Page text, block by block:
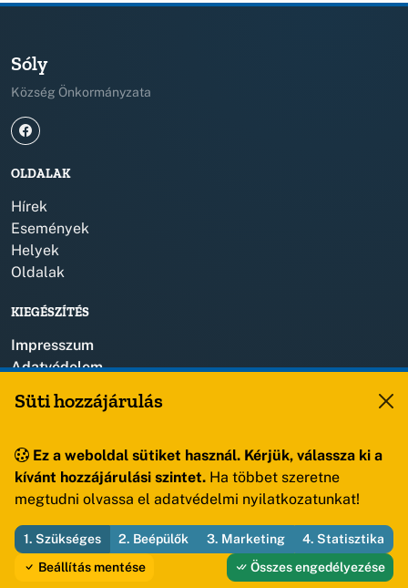
Sóly
Község Önkormányzata
OLDALAK
Hírek
Események
Helyek
Oldalak
KIEGÉSZÍTÉS
Impresszum
Adatvédelem
+36 88 459 150
8193 Sóly, Kossuth Lajos u.57.
© 2026 Sóly Község Önkormányzata — Minden jog fenntartva
Süti hozzájárulás
Ez a weboldal sütiket használ. Kérjük, válassza ki a
kívánt hozzájárulási szintet. Ha többet szeretne
megtudni olvassa el adatvédelmi nyilatkozatunkat!
1. Szükséges 2. Beépülők 3. Marketing
4. Statisztika
Beállítás mentése
Összes engedélyezése